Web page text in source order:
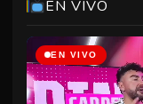
EN VIVO
EN VIVO
10:16 Mar Marí
10:21 Katy Perry